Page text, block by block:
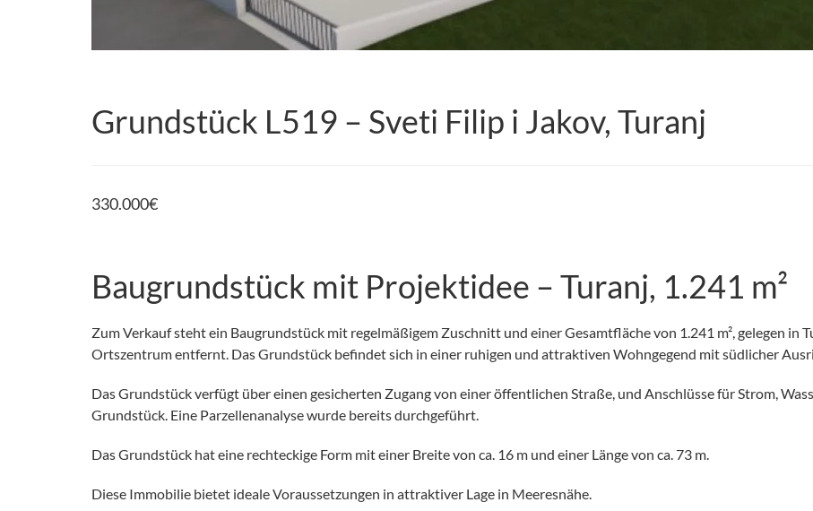
Grundstück L519 – Sveti Filip i Jakov, Turanj
330.000€
Baugrundstück mit Projektidee – Turanj, 1.241 m²
Zum Verkauf steht ein Baugrundstück mit regelmäßigem Zuschnitt und einer Gesamtfläche von 1.241 m², gelegen in
Ortszentrum entfernt. Das Grundstück befindet sich in einer ruhigen und attraktiven Wohngegend mit südlicher
Das Grundstück verfügt über einen gesicherten Zugang von einer öffentlichen Straße, und Anschlüsse für Strom,
Grundstück. Eine Parzellenanalyse wurde bereits durchgeführt.
Das Grundstück hat eine rechteckige Form mit einer Breite von ca. 16 m und einer Länge von ca. 73 m.
Diese Immobilie bietet ideale Voraussetzungen in attraktiver Lage in Meeresnähe.